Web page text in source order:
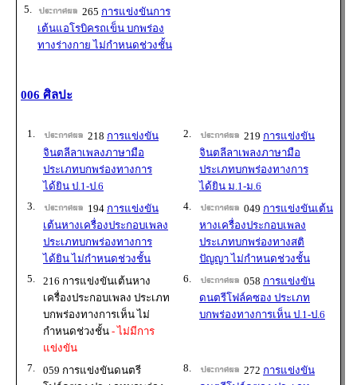
5.
265 การแข่งขันการ
เต้นแอโรบิครถเข็น บกพร่อง
ทางร่างกาย ไม่กำหนดช่วงชั้น
006 ศิลปะ
1. 218 การแข่งขัน
จินตลีลาเพลงภาษามือ
ประเภทบกพร่องทางการ
ได้ยิน ป.1-ป.6
2. 219 การแข่งขัน
จินตลีลาเพลงภาษามือ
ประเภทบกพร่องทางการ
ได้ยิน ม.1-ม.6
3.
194 การแข่งขัน
เต้นหางเครื่องประกอบเพลง
ประเภทบกพร่องทางการ
ได้ยิน ไม่กำหนดช่วงชั้น
4. 049 การแข่งขันเต้น
หางเครื่องประกอบเพลง
ประเภทบกพร่องทางสติ
ปัญญา ไม่กำหนดช่วงชั้น
5.
216 การแข่งขันเต้นหาง
เครื่องประกอบเพลง ประเภท
บกพร่องทางการเห็น ไม่
กำหนดช่วงชั้น - ไม่มีการ
แข่งขัน
6. 058 การแข่งขัน
ดนตรีโฟล์คซอง ประเภท
บกพร่องทางการเห็น ป.1-ป.6
7.
059 การแข่งขันดนตรี
8. 272 การแข่งขัน